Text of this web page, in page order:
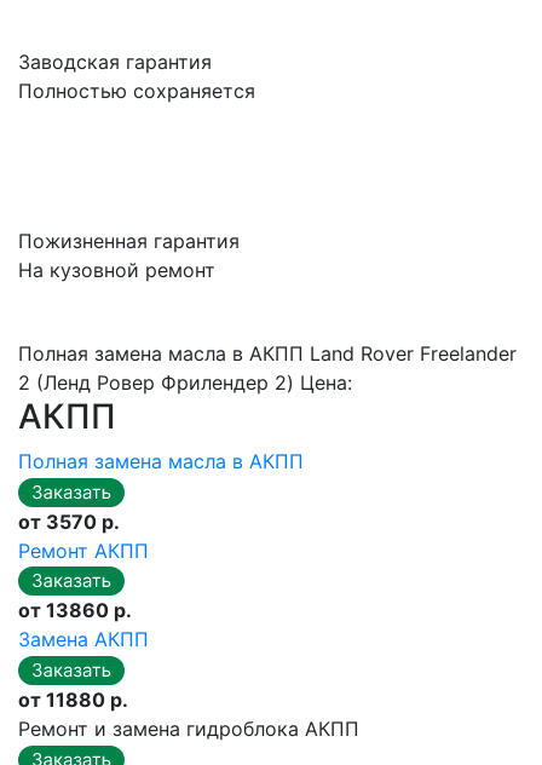
Заводская гарантия
Полностью сохраняется
Пожизненная гарантия
На кузовной ремонт
Полная замена масла в АКПП Land Rover Freelander
2 (Ленд Ровер Фрилендер 2) Цена:
АКПП
Полная замена масла в АКПП
от 3570 р.
Ремонт АКПП
от 13860 р.
Замена АКПП
от 11880 р.
Ремонт и замена гидроблока АКПП